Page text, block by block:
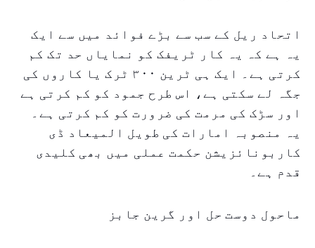
اتحاد ریل کے سب سے بڑے فوائد میں سے ایک
یہ ہے کہ یہ کار ٹریفک کو نمایاں حد تک کم
کرتی ہے۔ ایک ہی ٹرین ۳۰۰ ٹرک یا کاروں کی
جگہ لے سکتی ہے، اس طرح جمود کو کم کرتی ہے
اور سڑک کی مرمت کی ضرورت کو کم کرتی ہے۔
یہ منصوبہ امارات کی طویل المیعاد ڈی
کاربونائزیشن حکمت عملی میں بھی کلیدی
قدم ہے۔
ماحول دوست حل اور گرین جابز